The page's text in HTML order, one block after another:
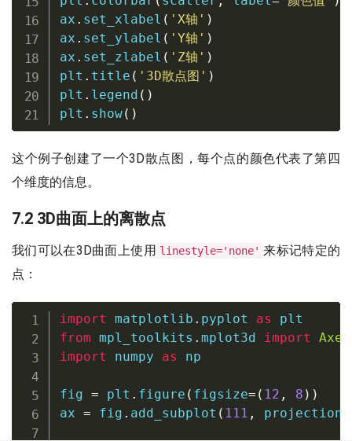
ax . set_xlabel ( 'X轴' )
ax . set_ylabel ( 'Y轴' )
ax . set_zlabel ( 'Z轴' )
plt . title ( '3D散点图' )
plt . legend ( )
plt . show( )
这个例子创建了一个3D散点图，每个点的颜色代表了第四
个维度的信息。
7.2 3D曲面上的离散点
我们可以在3D曲面上使用 linestyle='none' 来标记特定的
点：
import matplotlib . pyplot as
from mpl_toolkits . mplot3d import
import numpy as np
fig = plt . figure ( figsize= ( 12 , 8 ) )
ax = fig . add_subplot ( 111 , projection